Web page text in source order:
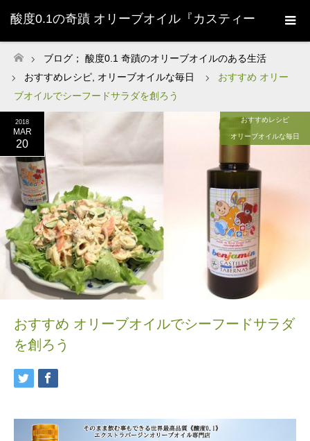
酸度0.1の奇蹟 オリーブオイル『カスティー
ジョ・デ・タベルナス0.1』株式会社清州
Sherry-
ホーム
ブログ； 酸度0.1 奇蹟のオリーブオイルのある生活
おすすめレシピ オリーブオイルな毎日
おすすめ オリー
ブオイルでシーフードサラダを創ろう
2018
MAR
20
おすすめレシピ
オリーブオイルな毎日
おすすめ オリーブオイルでシーフードサラダ
を創ろう